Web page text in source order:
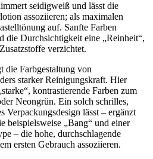
seidigweiß und lässt die
assoziieren; als maximalen
auf. Sanfte Farben
die Durchsichtigkeit eine „Reinheit“,
verzichtet.
die Farbgestaltung von
starker Reinigungskraft. Hier
kontrastierende Farben zum
Neongrün. Ein solch schrilles,
Verpackungsdesign lässt – ergänzt
beispielsweise „Bang“ und einer
– die hohe, durchschlagende
ersten Gebrauch assoziieren.